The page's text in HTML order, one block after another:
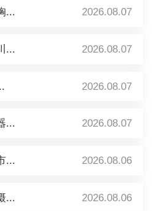
... 2026.08.07
... 2026.08.07
2026.08.07
... 2026.08.07
... 2026.08.06
... 2026.08.06